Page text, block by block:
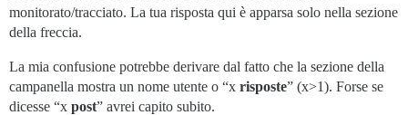
monitorato/tracciato. La tua risposta qui è apparsa solo nella sezione
della freccia.
La mia confusione potrebbe derivare dal fatto che la sezione della
campanella mostra un nome utente o “x risposte” (x>1). Forse se
dicesse “x post” avrei capito subito.